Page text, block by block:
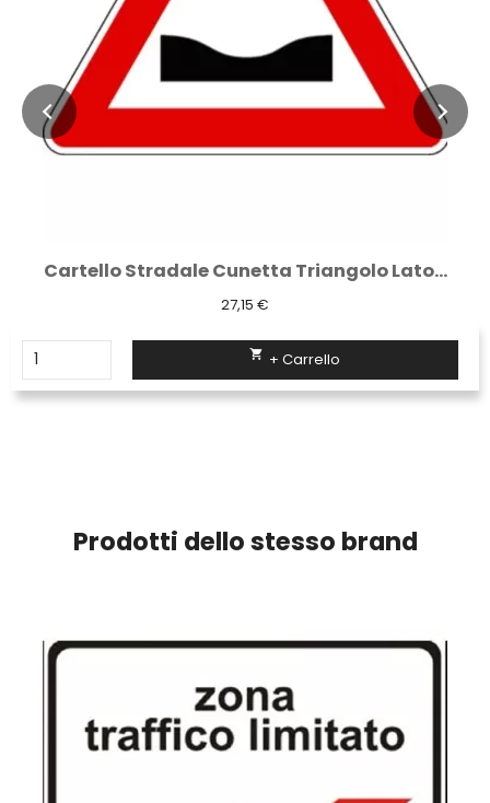
Cartello Stradale Cunetta Triangolo Lato...
27,15 €
 + Carrello
Prodotti dello stesso brand